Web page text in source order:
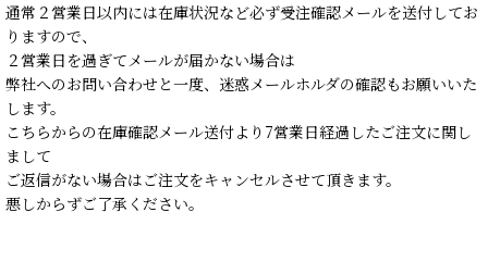
通常２営業日以内には在庫状況など必ず受注確認メールを送付してお
りますので、
２営業日を過ぎてメールが届かない場合は
弊社へのお問い合わせと一度、迷惑メールホルダの確認もお願いいた
します。
こちらからの在庫確認メール送付より7営業日経過したご注文に関し
まして
ご返信がない場合はご注文をキャンセルさせて頂きます。
悪しからずご了承ください。